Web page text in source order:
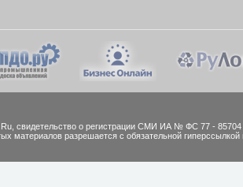
cвидетельство о регистрации СМИ ИА № ФС 77 - 85704
материалов разрешается с обязательной гиперссылкой